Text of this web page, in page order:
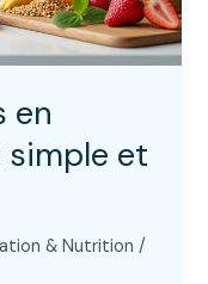
en
simple et
& Nutrition /